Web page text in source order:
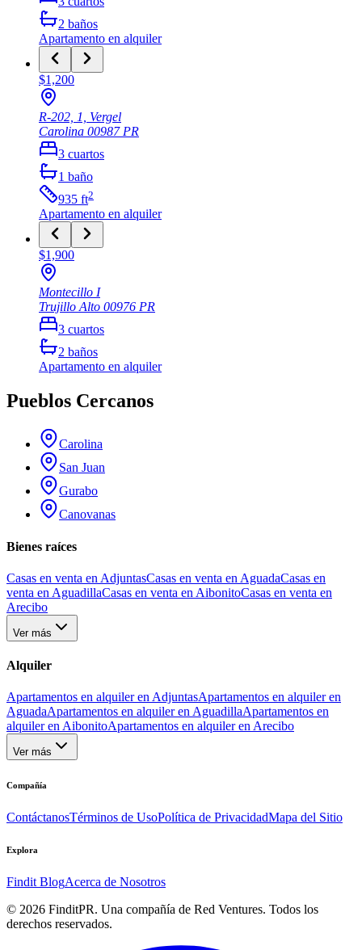
2 baños
Apartamento en alquiler
$1,200
R-202, 1, Vergel
Carolina 00987PR
3 cuartos
1 baño
935 ft2
Apartamento en alquiler
$1,900
Montecillo I
Trujillo Alto 00976 PR
3 cuartos
2 baños
Apartamento en alquiler
Pueblos Cercanos
Carolina
San Juan
Gurabo
Canovanas
Bienes raíces
Casas en venta en AdjuntasCasas en venta en AguadaCasas en
venta en AguadillaCasas en venta en AibonitoCasas en venta en
Arecibo
Ver más
Alquiler
Apartamentos en alquiler en AdjuntasApartamentos en alquiler en
AguadaApartamentos en alquiler en AguadillaApartamentos en
alquiler en AibonitoApartamentos en alquiler en Arecibo
Ver más
Compañía
ContáctanosTérminos de UsoPolítica de PrivacidadMapa del Sitio
Explora
Findit BlogAcerca de Nosotros
© 2026 FinditPR. Una compañía de Red Ventures. Todos los
derechos reservados.